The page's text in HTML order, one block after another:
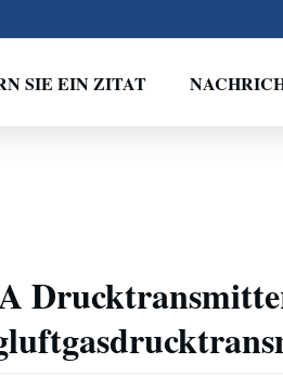
SIE EIN ZITAT